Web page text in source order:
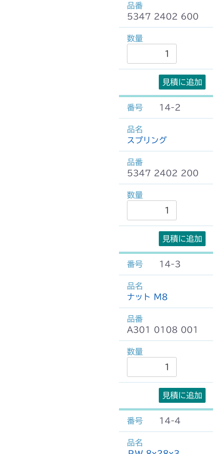
5347 2402 600
見積に追加
14-2
スプリング
5347 2402 200
見積に追加
14-3
ナット M8
A301 0108 001
見積に追加
14-4